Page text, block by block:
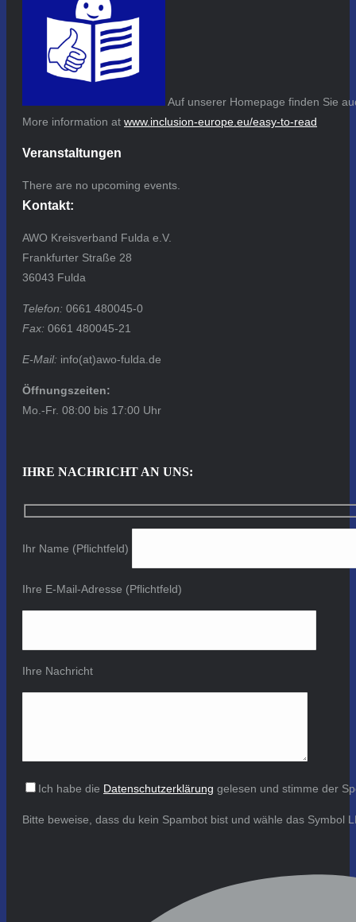
Auf unserer Homepage finden Sie
More information at www.inclusion-europe.eu/easy-to-read
Veranstaltungen
There are no upcoming events.
Kontakt:
AWO Kreisverband Fulda e.V.
Frankfurter Straße 28
36043 Fulda
Telefon: 0661 480045-0
Fax: 0661 480045-21
E-Mail: info(at)awo-fulda.de
Öffnungszeiten:
Mo.-Fr. 08:00 bis 17:00 Uhr
IHRE NACHRICHT AN UNS:
Ihr Name (Pflichtfeld)
Ihre E-Mail-Adresse (Pflichtfeld)
Ihre Nachricht
Ich habe die Datenschutzerklärung gelesen und stimme der
Bitte beweise, dass du kein Spambot bist und wähle das Symbol